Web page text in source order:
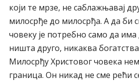
који те мрзе, не саблажњавај
милосрђе до милосрђа. А да би
човеку је потребно само да
ништа друго, никаква
Милосрђу Христовог човека
граница. Он никад не сме рећи